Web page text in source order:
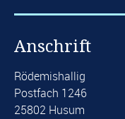
Anschrift
Rödemishallig
Postfach 1246
25802 Husum